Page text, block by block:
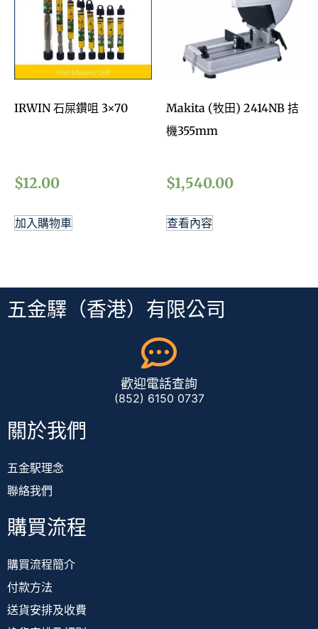
IRWIN 石屎鑽咀 3×70
$12.00
加入購物車
Makita (牧田) 2414NB 拮
機355mm
$1,540.00
查看內容
五金驛（香港）有限公司
歡迎電話查詢
(852) 6150 0737
關於我們
五金駅理念
聯絡我們
購買流程
購買流程簡介
付款方法
送貨安排及收費